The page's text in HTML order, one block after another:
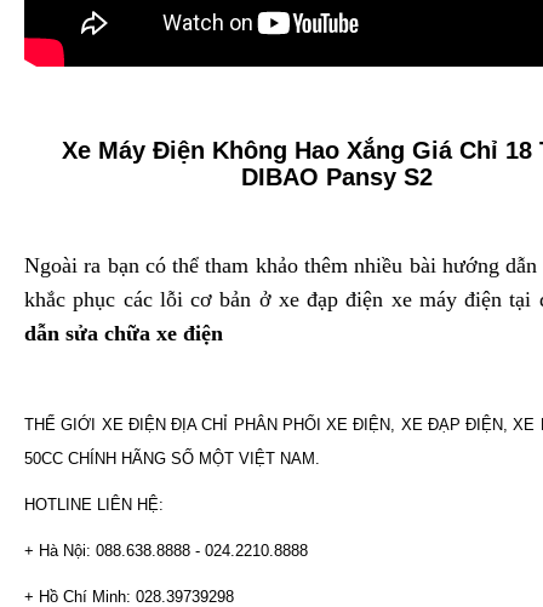
Xe Máy Điện Không Hao Xắng Giá Chỉ 18
DIBAO Pansy S2
Ngoài ra bạn có thể tham khảo thêm nhiều bài hướng dẫn
khắc phục các lỗi cơ bản ở xe đạp điện xe máy điện
dẫn sửa chữa xe điện
THẾ GIỚI XE ĐIỆN ĐỊA CHỈ PHÂN PHỐI XE ĐIỆN, XE ĐẠP ĐIỆN, XE
50CC CHÍNH HÃNG SỐ MỘT VIỆT NAM.
HOTLINE LIÊN HỆ:
+ Hà Nội: 088.638.8888 - 024.2210.8888
+ Hồ Chí Minh: 028.39739298